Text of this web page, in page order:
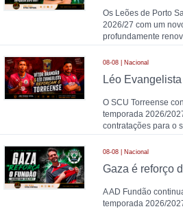
Os Leões de Porto
2026/27 com um
profundamente
equipa pr
08-08 | Nacional
O SCU Torreense
temporada 2026/
contratações para o
08-08 | Nacional
A AD Fundão
temporada 2026/